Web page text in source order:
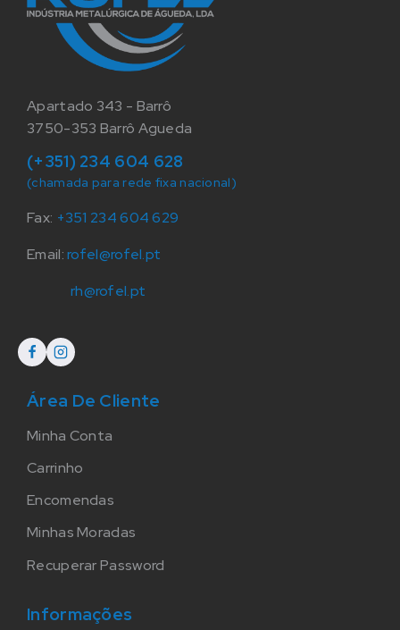
Apartado 343 - Barrô
3750-353 Barrô Agueda
(+351) 234 604 628
(chamada para rede fixa nacional)
Fax: +351 234 604 629
Email:rofel@rofel.pt
rh@rofel.pt
Área De Cliente
Minha Conta
Carrinho
Encomendas
Minhas Moradas
Recuperar Password
Informações